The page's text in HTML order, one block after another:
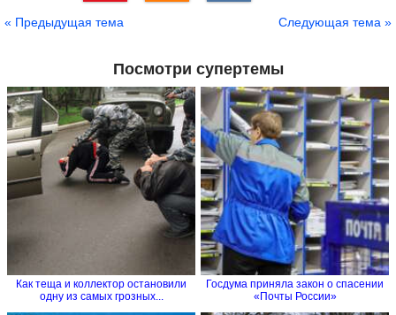
« Предыдущая тема Следующая тема »
Посмотри супертемы
Как теща и коллектор остановили
одну из самых грозных...
Госдума приняла закон о спасении
«Почты России»